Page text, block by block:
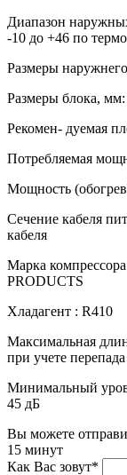
Диапазон
-10 до +46 по
Размеры
Размеры блока, мм:
Рекомен- дуемая
Потребляемая
Мощность
Сечение кабеля
кабеля
Марка
PRODUCTS
Хладагент : R410
Максимальная
при учете
Минимальный
45 дБ
Вы можете
15 минут
Как Вас зовут*